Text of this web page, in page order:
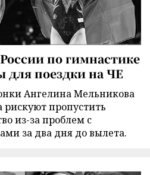
по гимнастике
для поездки на ЧЕ
Ангелина Мельникова
рискуют пропустить
из-за проблем с
за два дня до вылета.